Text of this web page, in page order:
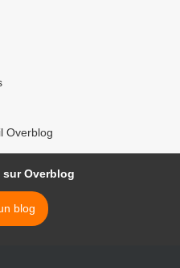
Overblog
Overblog
blog